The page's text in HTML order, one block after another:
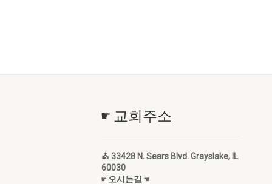
☛ 교회주소
⛪ 33428 N. Sears Blvd. Grayslake, IL
60030
☛ 오시는길 ☚